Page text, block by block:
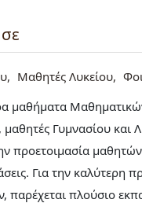
Μαθητές Λυκείου
μαθήματα
Γυμνασίου και
προετοιμασία μαθητών
Για την καλύτερη
πλούσιο